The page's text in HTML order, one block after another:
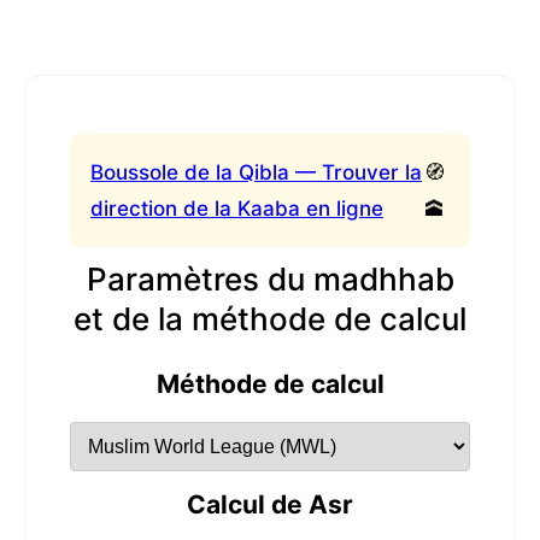
Boussole de la Qibla — Trouver la
direction de la Kaaba en ligne
🧭
🕋
Paramètres du madhhab
et de la méthode de calcul
Méthode de calcul
Calcul de Asr